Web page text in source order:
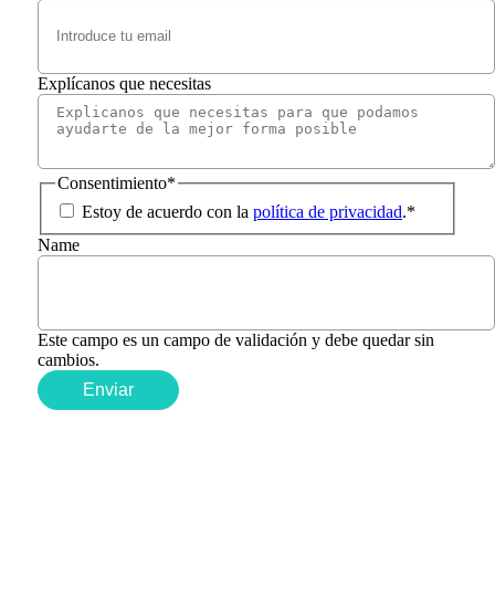
Explícanos que necesitas
Consentimiento*
Estoy de acuerdo con la política de privacidad.*
Name
Este campo es un campo de validación y debe quedar sin
cambios.